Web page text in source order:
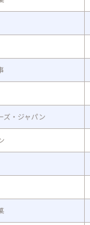
ズ・ジャパン